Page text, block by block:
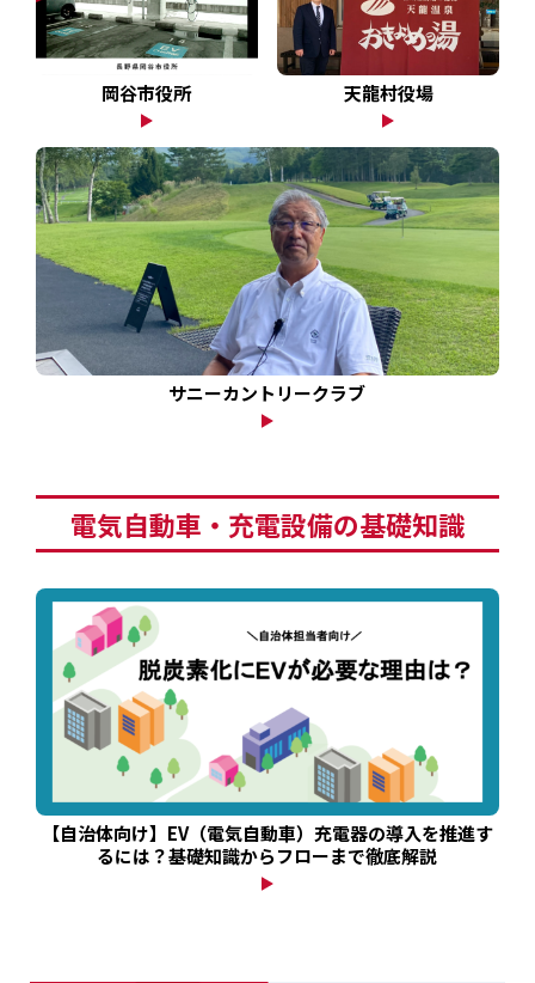
岡谷市役所 天龍村役場
サニーカントリークラブ
電気自動車・充電設備の基礎知識
【自治体向け】EV（電気自動車）充電器の導入を推進す
るには？基礎知識からフローまで徹底解説